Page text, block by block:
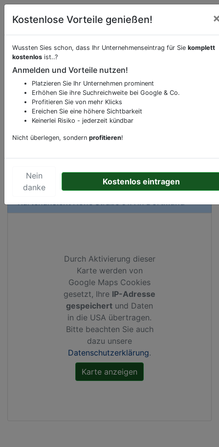
Beschreibung & Services von
Sie möchten eine Beschreibung, Dienstleistung
oder andere relevante Informationen hinzufügen?
Klicken Sie bittehierum uns zu kontaktieren.
Gerne erweitern wir Ihren Firmeneintrag um
Ihr Unternehmen anbietet und womit Sie sich von
KartenansichtHohe Straße 61AinDortmund
Durch Aktivierung dieser
Karte werden von
Google Maps Cookies
gesetzt, Ihre IP-Adresse
gespeichert und Daten
in die USA übertragen.
Bitte beachten Sie auch
dazu unsere
Datenschutzerklärung.
Kostenlose Vorteile genießen!
Wussten Sies schon, dass Ihr Unternehmenseintrag für Sie komplett
kostenlos ist..?
Anmelden und Vorteile nutzen!
Platzieren Sie Ihr Unternehmen prominent
Erhöhen Sie ihre Suchreichweite bei Google & Co.
Profitieren Sie von mehr Klicks
Ereichen Sie eine höhere Sichtbarkeit
Keinerlei Risiko - jederzeit kündbar
Nicht überlegen, sondern profitieren!
Nein
danke
Kostenlos eintragen